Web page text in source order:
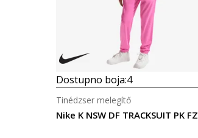
Dostupno boja:4
Nike K NSW DF TRACKSUIT PK FZ
Tinédzser melegítő